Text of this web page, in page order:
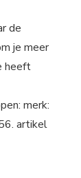
de
je meer
heeft
merk:
artikel